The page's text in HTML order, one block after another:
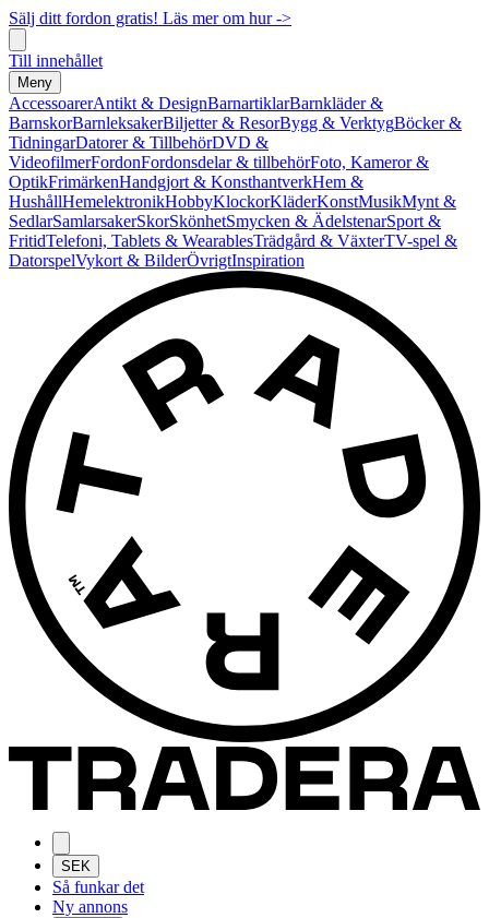
Sälj ditt fordon gratis! Läs mer om hur ->
Till innehållet
Meny
AccessoarerAntikt & DesignBarnartiklarBarnkläder &
BarnskorBarnleksakerBiljetter & ResorBygg & VerktygBöcker &
TidningarDatorer & TillbehörDVD &
VideofilmerFordonFordonsdelar & tillbehörFoto, Kameror &
OptikFrimärkenHandgjort & KonsthantverkHem &
HushållHemelektronikHobbyKlockorKläderKonstMusikMynt &
SedlarSamlarsakerSkorSkönhetSmycken & ÄdelstenarSport &
FritidTelefoni, Tablets & WearablesTrädgård & VäxterTV-spel &
DatorspelVykort & BilderÖvrigtInspiration
SEK
Så funkar det
Ny annons